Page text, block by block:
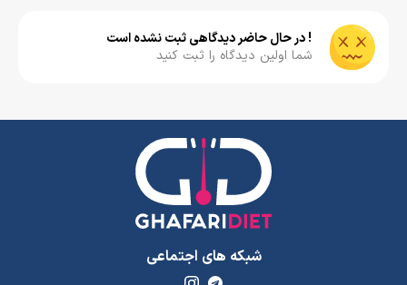
! در حال حاضر دیدگاهی ثبت نشده است
شما اولین دیدگاه را ثبت کنید
شبکه های اجتماعی